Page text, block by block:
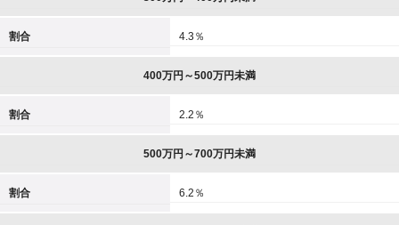
割合 4.3％
400万円～500万円未満
割合 2.2％
500万円～700万円未満
割合 6.2％